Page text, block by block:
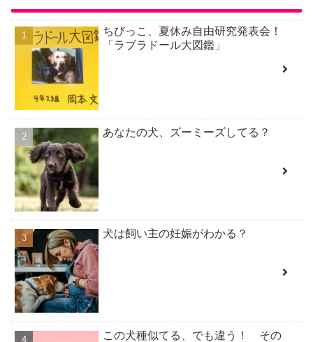
ちびっこ、夏休み自由研究発表会！
「ラブラドール大図鑑」
あなたの犬、ズーミーズしてる？
犬は飼い主の妊娠がわかる？
この犬種似てる、でも違う！ その